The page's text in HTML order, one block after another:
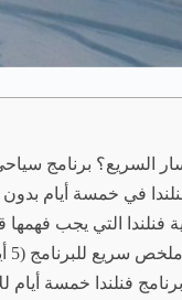
السريع؟ برنامج سياحي في
في خمسة أيام
فنلندا التي يجب فهمها
🗺️ ملخص سريع للبرنامج (5 أيام / خمسة أيام)
فنلندا خمسة أيام